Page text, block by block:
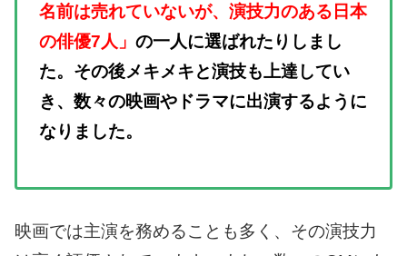
名前は売れていないが、演技力のある日本
の俳優7人」 の一人に選ばれたりしまし
た。 その後メキメキと演技も上達してい
き、数々の映画やドラマに出演するように
なりました。
映画では主演を務めることも多く、その演技力